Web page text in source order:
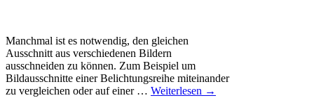
Manchmal ist es notwendig, den gleichen
Ausschnitt aus verschiedenen Bildern
ausschneiden zu können. Zum Beispiel um
Bildausschnitte einer Belichtungsreihe miteinander
zu vergleichen oder auf einer … Weiterlesen →